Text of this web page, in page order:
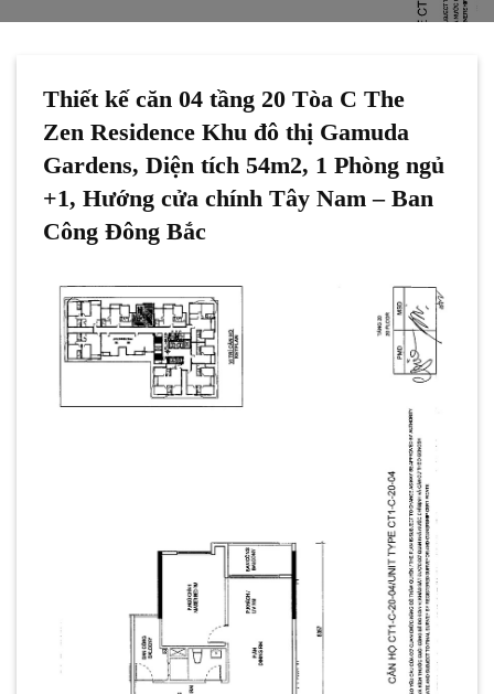
Thiết kế căn 04 tầng 20 Tòa C The
Zen Residence Khu đô thị Gamuda
Gardens, Diện tích 54m2, 1 Phòng ngủ
+1, Hướng cửa chính Tây Nam – Ban
Công Đông Bắc